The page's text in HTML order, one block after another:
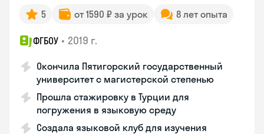
5 от 1590 ₽ за урок 8 лет опыта
ФГБОУ • 2019 г.
Окончила Пятигорский государственный
университет с магистерской степенью
Прошла стажировку в Турции для
погружения в языковую среду
Создала языковой клуб для изучения